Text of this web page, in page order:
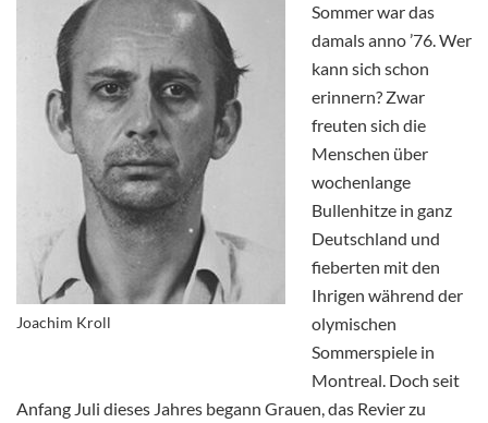
Joachim Kroll
Sommer war das
damals anno ’76. Wer
kann sich schon
erinnern? Zwar
freuten sich die
Menschen über
wochenlange
Bullenhitze in ganz
Deutschland und
fieberten mit den
Ihrigen während der
olymischen
Sommerspiele in
Montreal. Doch seit
Anfang Juli dieses Jahres begann Grauen, das Revier zu